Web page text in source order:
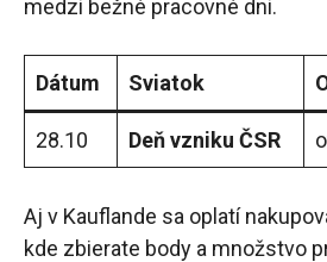
medzi bežné pracovné dni.
Dátum Sviatok
28.10 Deň vzniku ČSR
Aj v Kauflande sa oplatí
kde zbierate body a množstvo